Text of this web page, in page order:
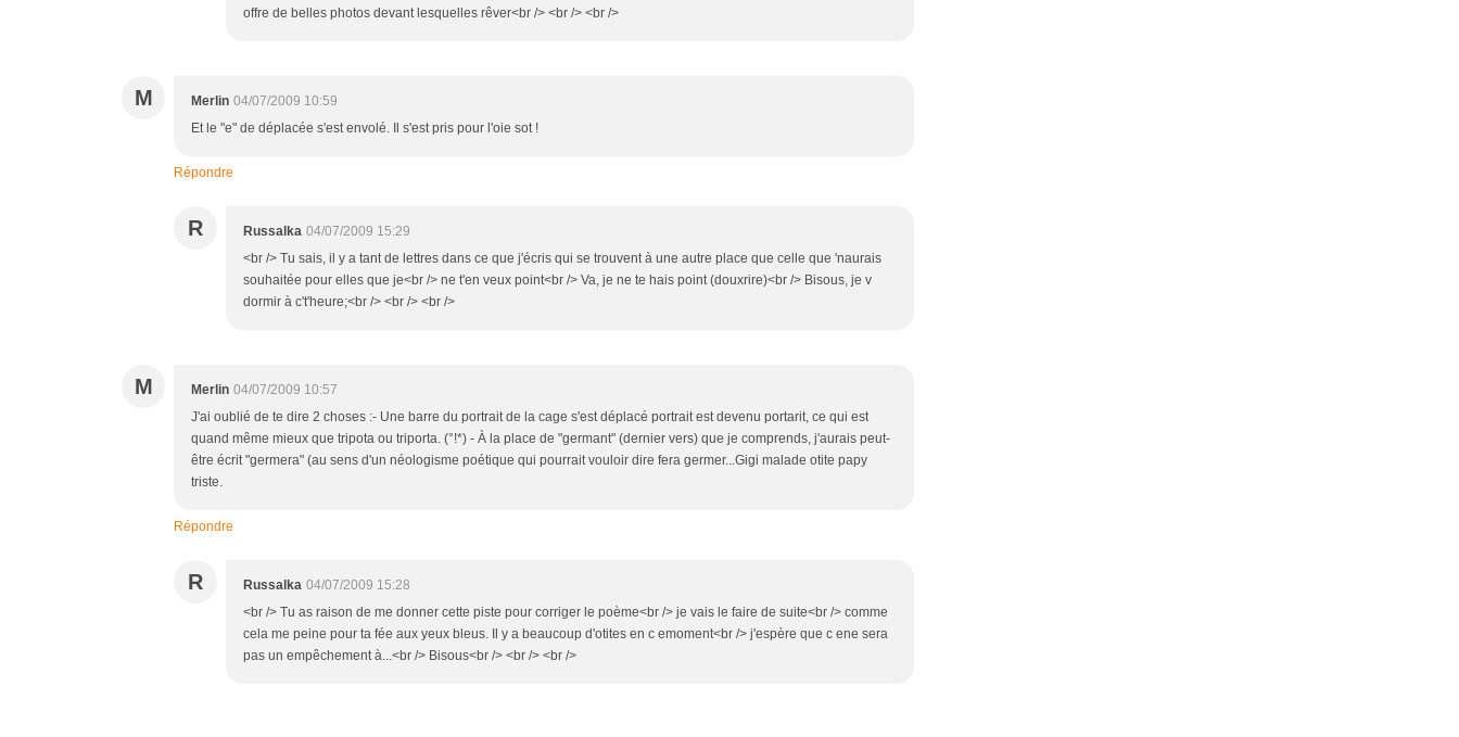
offre de belles photos devant lesquelles rêver<br /> <br /> <br />
M Merlin 04/07/2009 10:59
Et le "e" de déplacée s'est envolé. Il s'est pris pour l'oie sot !
Répondre
R Russalka 04/07/2009 15:29
<br /> Tu sais, il y a tant de lettres dans ce que j'écris qui se trouvent à une autre place que celle que 'naurais
souhaitée pour elles que je<br /> ne t'en veux point<br /> Va, je ne te hais point (douxrire)<br /> Bisous, je v
dormir à c't'heure;<br /> <br /> <br />
M Merlin 04/07/2009 10:57
J'ai oublié de te dire 2 choses :- Une barre du portrait de la cage s'est déplacé portrait est devenu portarit, ce qui est
quand même mieux que tripota ou triporta. (°!*) - À la place de "germant" (dernier vers) que je comprends, j'aurais peut-
être écrit "germera" (au sens d'un néologisme poétique qui pourrait vouloir dire fera germer...Gigi malade otite papy
triste.
Répondre
R Russalka 04/07/2009 15:28
<br /> Tu as raison de me donner cette piste pour corriger le poème<br /> je vais le faire de suite<br /> comme
cela me peine pour ta fée aux yeux bleus. Il y a beaucoup d'otites en c emoment<br /> j'espère que c ene sera
pas un empêchement à...<br /> Bisous<br /> <br /> <br />